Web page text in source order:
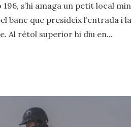
s’hi amaga un petit local
banc que presideix l’entrada i
Al rètol superior hi diu en...